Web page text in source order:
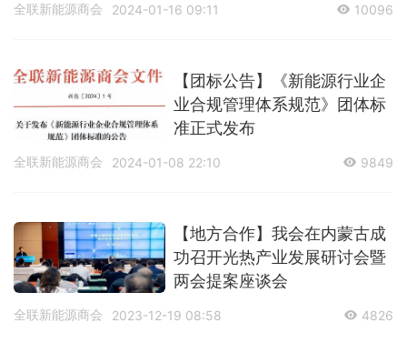
全联新能源商会 2024-01-16 09:11 10096
【团标公告】《新能源行业企
业合规管理体系规范》团体标
准正式发布
全联新能源商会 2024-01-08 22:10 9849
【地方合作】我会在内蒙古成
功召开光热产业发展研讨会暨
两会提案座谈会
全联新能源商会 2023-12-19 08:58 4826